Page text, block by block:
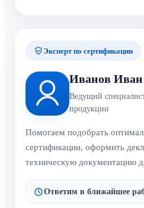
Эксперт по сертификации
Иванов
Ведущий
продукции
Помогаем подобрать
сертификации, оформить
техническую документацию
Ответим в ближайшее